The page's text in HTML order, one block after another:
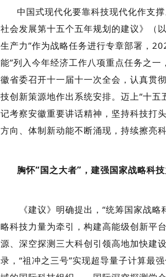
中国式现代化要靠科技现代化作支
社会发展第十五个五年规划的建议》（
生产力”作为战略任务进行专章部署，
能”列入今年经济工作八项重点任务之
徽省委召开十一届十一次全会，认真贯
技创新策源地作出系统安排。迈上“十
记考察安徽重要讲话精神，坚持科技打
方向、体制新动能不断涌现，持续擦亮
胸怀“国之大者”，建强国家战略科
《建议》明确提出，“统筹国家战略
略科技力量为牵引，构建高能级创新平
源、深空探测三大科创引领高地加快建
录，“祖冲之三号”实现超导量子计算最